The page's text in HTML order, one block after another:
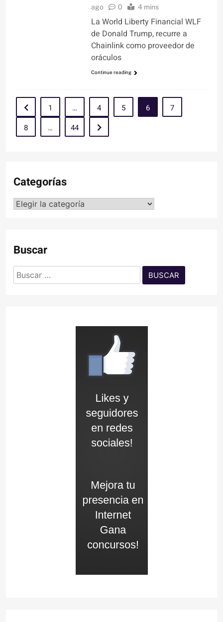
ago
0 4 mins
La World Liberty Financial WLF
de Donald Trump, recurre a
Chainlink como proveedor de
oráculos
Continue reading
1 … 4 5 6
7
8
… 44
Categorías
Categorías
Buscar
Buscar: